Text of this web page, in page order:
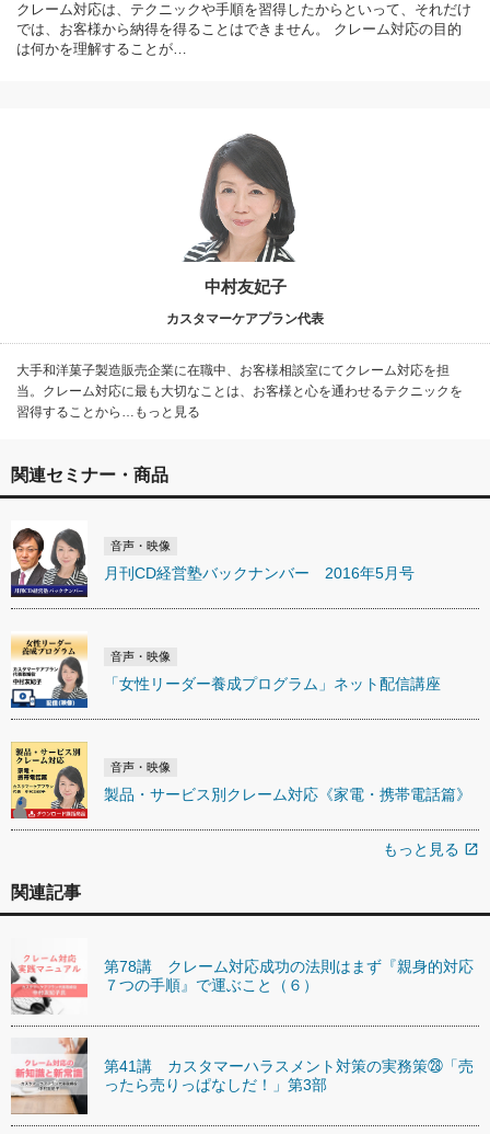
クレーム対応は、テクニックや手順を習得したからといって、それだけ
では、お客様から納得を得ることはできません。 クレーム対応の目的
は何かを理解することが…
中村友妃子
カスタマーケアプラン代表
大手和洋菓子製造販売企業に在職中、お客様相談室にてクレーム対応を担
当。クレーム対応に最も大切なことは、お客様と心を通わせるテクニックを
習得することから…もっと見る
関連セミナー・商品
音声・映像
月刊CD経営塾バックナンバー 2016年5月号
音声・映像
「女性リーダー養成プログラム」ネット配信講座
音声・映像
製品・サービス別クレーム対応《家電・携帯電話篇》
もっと見る open_in_new
関連記事
第78講 クレーム対応成功の法則はまず『親身的対応
７つの手順』で運ぶこと（６）
第41講 カスタマーハラスメント対策の実務策㉘「売
ったら売りっぱなしだ！」第3部